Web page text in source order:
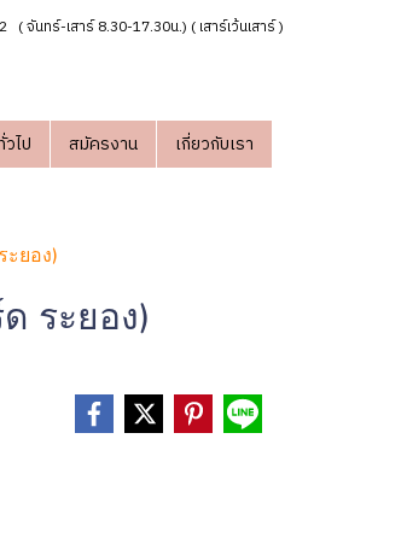
จันทร์-เสาร์ 8.30-17.30น.) ( เสาร์เว้นเสาร์ )
ไป สมัครงาน เกี่ยวกับเรา
ะยอง)
ระยอง)